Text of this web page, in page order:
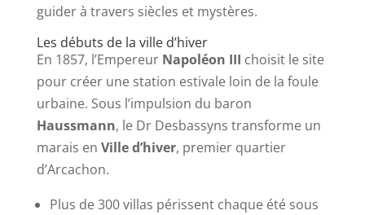
guider à travers siècles et mystères.
Les débuts de la ville d’hiver
En 1857, l’Empereur Napoléon III choisit le site
pour créer une station estivale loin de la foule
urbaine. Sous l’impulsion du baron
Haussmann, le Dr Desbassyns transforme un
marais en Ville d’hiver, premier quartier
d’Arcachon.
Plus de 300 villas périssent chaque été sous